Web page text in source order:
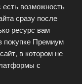
есть возможность
сразу после
ресурс вам
покупке Премиум
в котором не
с